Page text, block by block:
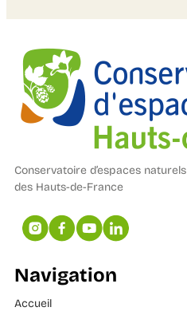
Conservatoire d’espaces naturels
des Hauts-de-France
Navigation
Accueil